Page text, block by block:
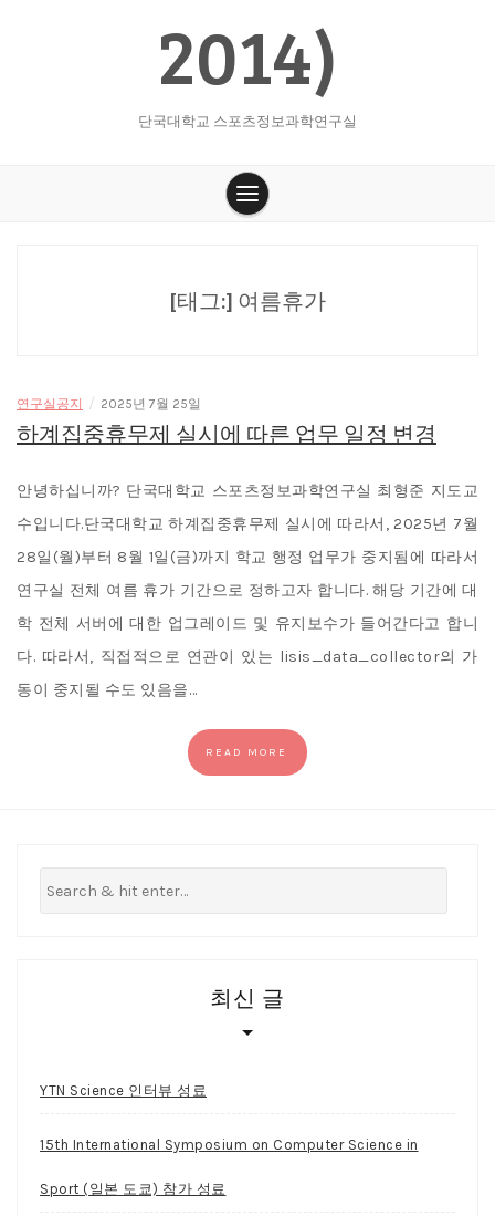
2014)
단국대학교 스포츠정보과학연구실
[태그:] 여름휴가
연구실공지 / 2025년 7월 25일
하계집중휴무제 실시에 따른 업무 일정 변경
안녕하십니까? 단국대학교 스포츠정보과학연구실 최형준 지도교
수입니다.단국대학교 하계집중휴무제 실시에 따라서, 2025년 7월
28일(월)부터 8월 1일(금)까지 학교 행정 업무가 중지됨에 따라서
연구실 전체 여름 휴가 기간으로 정하고자 합니다. 해당 기간에 대
학 전체 서버에 대한 업그레이드 및 유지보수가 들어간다고 합니
다. 따라서, 직접적으로 연관이 있는 lisis_data_collector의 가
동이 중지될 수도 있음을…
READ MORE
최신 글
YTN Science 인터뷰 성료
15th International Symposium on Computer Science in
Sport (일본 도쿄) 참가 성료